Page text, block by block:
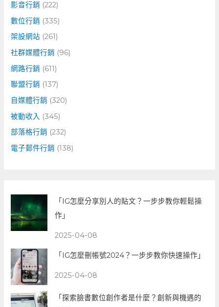
影音行銷 (222)
數位行銷 (335)
架設網站 (261)
社群媒體行銷 (96)
網路行銷 (611)
聯盟行銷 (137)
自媒體行銷 (320)
被動收入 (345)
部落格行銷 (232)
電子郵件行銷 (138)
「IG怎麼分享別人的貼文？一步步教你輕鬆操
作」
2025-04-08
「IG怎麼刪帳號2024？一步步教你快速操作」
2025-04-08
「探索臉書數位創作者是什麼？創新與機遇的